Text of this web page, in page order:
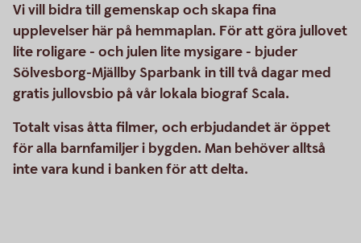
Vi vill bidra till gemenskap och skapa fina
upplevelser här på hemmaplan. För att göra jullovet
lite roligare - och julen lite mysigare - bjuder
Sölvesborg-Mjällby Sparbank in till två dagar med
gratis jullovsbio på vår lokala biograf Scala.
Totalt visas åtta filmer, och erbjudandet är öppet
för alla barnfamiljer i bygden. Man behöver alltså
inte vara kund i banken för att delta.